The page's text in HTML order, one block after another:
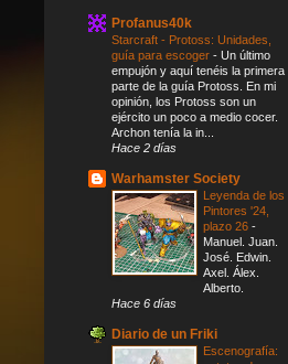
Profanus40k
Starcraft - Protoss: Unidades,
guía para escoger - Un último
empujón y aquí tenéis la primera
parte de la guía Protoss. En mi
opinión, los Protoss son un
ejército un poco a medio cocer.
Archon tenía la in...
Hace 2 días
Warhamster Society
Leyenda de los
Pintores '24,
plazo 26 -
Manuel. Juan.
José. Edwin.
Axel. Álex.
Alberto.
Hace 6 días
Diario de un Friki
Escenografía: